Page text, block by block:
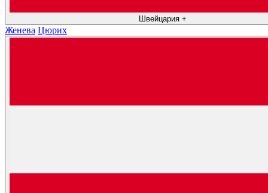
Швейцария +
Женева Цюрих